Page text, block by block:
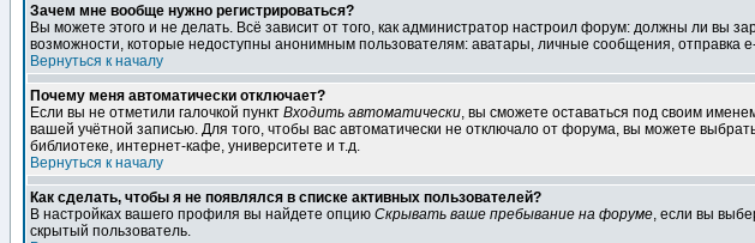
Зачем мне вообще нужно регистрироваться?
Вы можете этого и не делать. Всё зависит от того, как администратор настроил форум: должны ли вы
возможности, которые недоступны анонимным пользователям: аватары, личные сообщения, отправка
Вернуться к началу
Почему меня автоматически отключает?
Если вы не отметили галочкой пункт Входить автоматически, вы сможете оставаться под своим
вашей учётной записью. Для того, чтобы вас автоматически не отключало от форума, вы можете
библиотеке, интернет-кафе, университете и т.д.
Вернуться к началу
Как сделать, чтобы я не появлялся в списке активных пользователей?
В настройках вашего профиля вы найдете опцию Скрывать ваше пребывание на форуме, если вы
скрытый пользователь.